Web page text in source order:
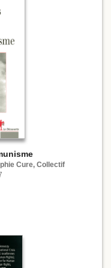
Cure, Collectif